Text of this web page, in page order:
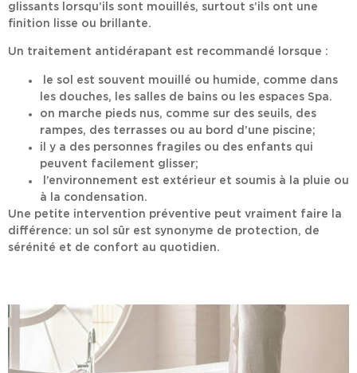
glissants lorsqu’ils sont mouillés, surtout s’ils ont une
finition lisse ou brillante.
Un traitement antidérapant est recommandé lorsque :
le sol est souvent mouillé ou humide, comme dans
les douches, les salles de bains ou les espaces Spa.
on marche pieds nus, comme sur des seuils, des
rampes, des terrasses ou au bord d’une piscine;
il y a des personnes fragiles ou des enfants qui
peuvent facilement glisser;
l’environnement est extérieur et soumis à la pluie ou
à la condensation.
Une petite intervention préventive peut vraiment faire la
différence: un sol sûr est synonyme de protection, de
sérénité et de confort au quotidien.